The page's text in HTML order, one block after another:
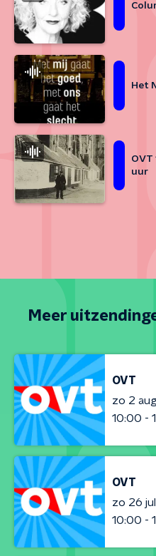
Het
OVT
uur
Meer
OVT
zo 2
10:00 -
OVT
zo 26
10:00 -